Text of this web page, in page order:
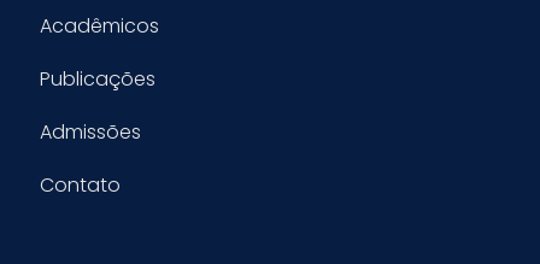
Acadêmicos
Publicações
Admissões
Contato